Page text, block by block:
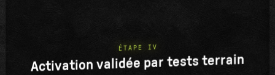
ÉTAPE IV
Activation validée par tests terrain